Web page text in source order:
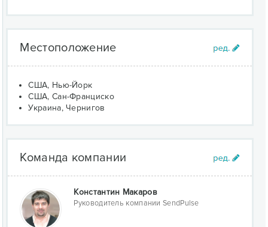
Местоположение
США, Нью-Йорк
США, Сан-Франциско
Украина, Чернигов
Команда компании
Константин Макаров
Руководитель компании SendPulse